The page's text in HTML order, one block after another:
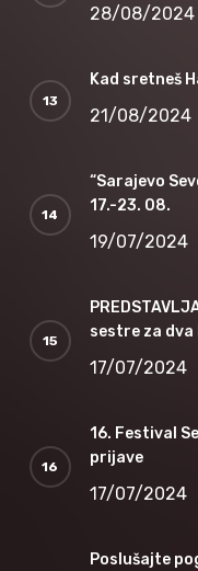
28/08/2024
Kad sretneš
21/08/2024
“Sarajevo
17.-23. 08.
19/07/2024
sestre za dva
17/07/2024
16. Festival
prijave
17/07/2024
Poslušajte